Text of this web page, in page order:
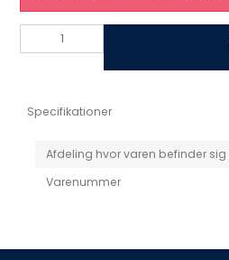
Specifikationer
Afdeling hvor varen befinder sig
Varenummer